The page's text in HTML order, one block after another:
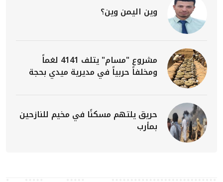
وين اليمن وين؟
مشروع "مسام" يتلف 4141 لغماً
ومخلفاً حربياً في مديرية ميدي بحجة
حريق يلتهم مسكنًا في مخيم للنازحين
بمأرب